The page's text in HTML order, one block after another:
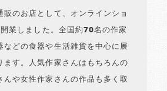
販のお店として、オンラインショ
業しました。全国約70名の作家
などの食器や生活雑貨を中心に展
ます。人気作家さんはもちろんの
んや女性作家さんの作品も多く取